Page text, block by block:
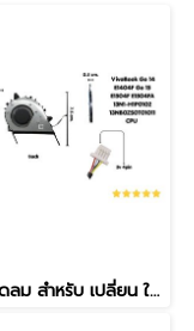
อะไหล่ พัดลม สำหรับ เปลี่ยน ใช้ทดแทน VivoBook Go 14 E1404F Go 15 E1504F E1504FA 13N1-H1P0102 13NB0ZS0T01011 CPU 5V 4PIN